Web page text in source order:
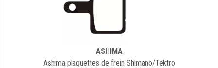
ASHIMA
Ashima plaquettes de frein Shimano/Tektro